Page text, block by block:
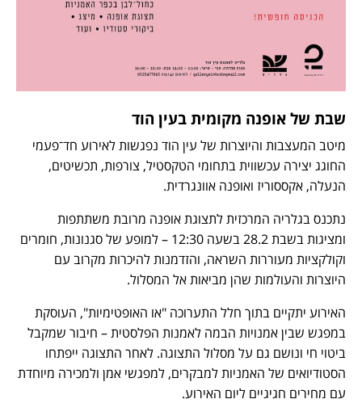
שבת של אופנה מקומית בעין הוד
מיטב המעצבות והיוצרות של עין הוד נפגשות לאירוע חד־פעמי
החוגג יצירה עכשווית בתחומי הטקסטיל, צורפות, תכשיטים,
הנעלה, אקססוריז ואופנה אוונגרדית.
נתכנס בגלריה המרכזית לתצוגת אופנה מרובת משתתפות
ומציגות בשבת 28.2 בשעה 12:30 – למופע של סגנונות, חומרים
וקולקציות מעוררות השראה, והזדמנות להיכרות מקרוב עם
היוצרות והעולמות שהן מביאות אל המסלול.
האירוע יתקיים בתוך חלל התערוכה "או האופטימיות", העוסקת
במפגש שבין אמנויות הבמה לאמנות הפלסטית – חיבור שמקבל
ביטוי חי ונושם גם על מסלול התצוגה. לאחר התצוגה ייפתחו
הסטודיואים של האמניות למבקרים, למפגשי אמן ולמכירה מיוחדת
עם מחירים חגיגיים ליום האירוע.